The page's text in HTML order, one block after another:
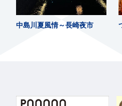
中島川夏風情～長崎夜市